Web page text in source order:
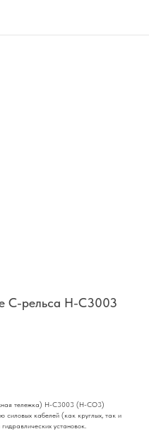
С-рельса H-C3003
тележка) H-C3003 (H-CO3)
силовых кабелей (как круглых, так и
установок.